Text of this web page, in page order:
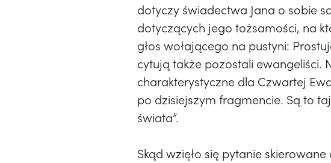
dotyczy świadectwa Jana o sobie
dotyczących jego tożsamości, na
głos wołającego na pustyni:
cytują także pozostali ewangeliści.
charakterystyczne dla Czwartej
po dzisiejszym fragmencie. Są to
świata”.
Skąd wzięło się pytanie